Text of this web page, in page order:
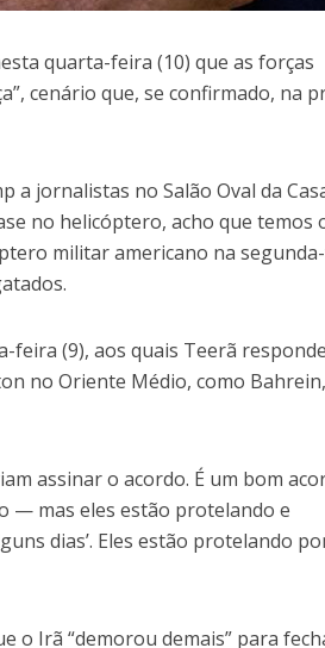
quarta-feira (10) que as forças
cenário que, se confirmado, na
a jornalistas no Salão Oval da
no helicóptero, acho que temos
militar americano na
feira (9), aos quais Teerã
no Oriente Médio, como Bahrein,
assinar o acordo. É um bom
— mas eles estão protelando e
dias’. Eles estão protelando
o Irã “demorou demais” para